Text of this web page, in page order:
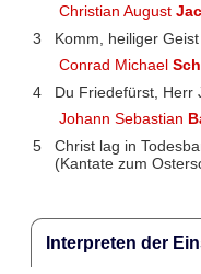
Christian August
3
Komm, heiliger
Conrad Michael
4
Du Friedefürst, Herr
Johann Sebastian
5
Christ lag in
(Kantate zum
Interpreten der